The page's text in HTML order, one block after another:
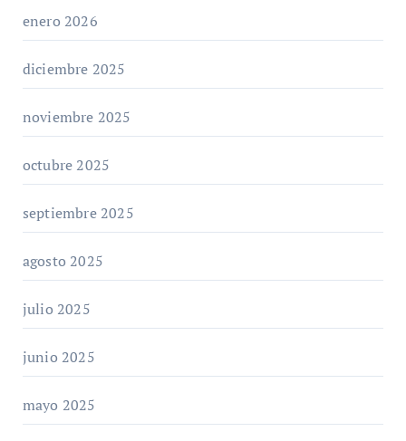
enero 2026
diciembre 2025
noviembre 2025
octubre 2025
septiembre 2025
agosto 2025
julio 2025
junio 2025
mayo 2025